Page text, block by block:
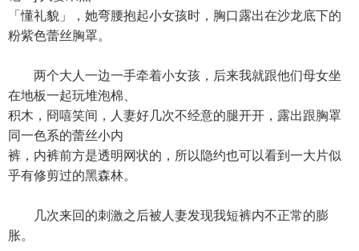
「懂礼貌」，她弯腰抱起小女孩时，胸口露出在沙龙底下的
粉紫色蕾丝胸罩。
两个大人一边一手牵着小女孩，后来我就跟他们母女坐
在地板一起玩堆泡棉、
积木，冏嘻笑间，人妻好几次不经意的腿开开，露出跟胸罩
同一色系的蕾丝小内
裤，内裤前方是透明网状的，所以隐约也可以看到一大片似
乎有修剪过的黑森林。
几次来回的刺激之后被人妻发现我短裤内不正常的膨
胀。